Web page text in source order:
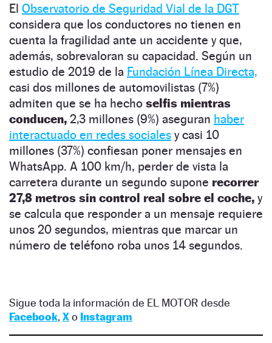
El Observatorio de Seguridad Vial de la DGT
considera que los conductores no tienen en
cuenta la fragilidad ante un accidente y que,
además, sobrevaloran su capacidad. Según un
estudio de 2019 de la Fundación Línea Directa,
casi dos millones de automovilistas (7%)
admiten que se ha hecho selfis mientras
conducen, 2,3 millones (9%) aseguran haber
interactuado en redes sociales y casi 10
millones (37%) confiesan poner mensajes en
WhatsApp. A 100 km/h, perder de vista la
carretera durante un segundo supone recorrer
27,8 metros sin control real sobre el coche, y
se calcula que responder a un mensaje requiere
unos 20 segundos, mientras que marcar un
número de teléfono roba unos 14 segundos.
Sigue toda la información de EL MOTOR desde
Facebook, Xo Instagram